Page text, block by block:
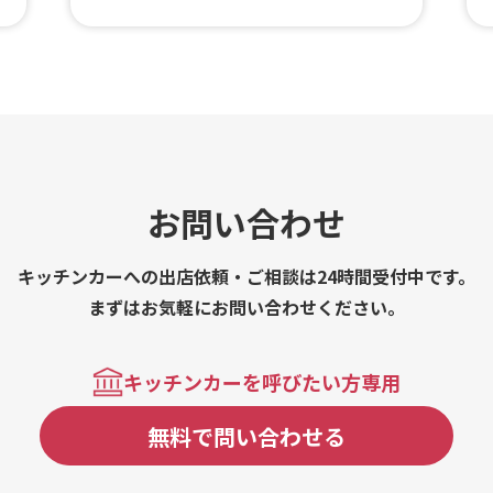
お問い合わせ
キッチンカーへの出店依頼・ご相談は24時間受付中です。
まずはお気軽にお問い合わせください。
キッチンカーを呼びたい方専用
無料で問い合わせる